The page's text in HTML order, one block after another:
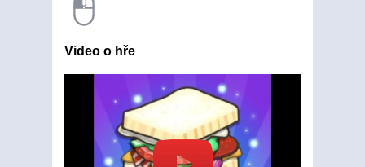
Video o hře